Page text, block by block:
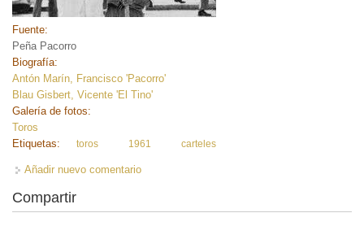
Fuente:
Peña Pacorro
Biografía:
Antón Marín, Francisco 'Pacorro'
Blau Gisbert, Vicente 'El Tino'
Galería de fotos:
Toros
Etiquetas:
toros 1961 carteles
Añadir nuevo comentario
Compartir